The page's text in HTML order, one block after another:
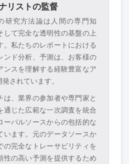
リストの監督
研究方法論は人間の専門知
して完全な透明性の基盤の上
。私たちのレポートにおける
ンド分析、予測は、お客様の
ンスを理解する経験豊富なア
されています。
は、業界の参加者や専門家と
通じた広範な一次調査を統合
ーバルソースからの包括的な
います。元のデータソースか
の完全なトレーサビリティを
性の高い予測を提供するため